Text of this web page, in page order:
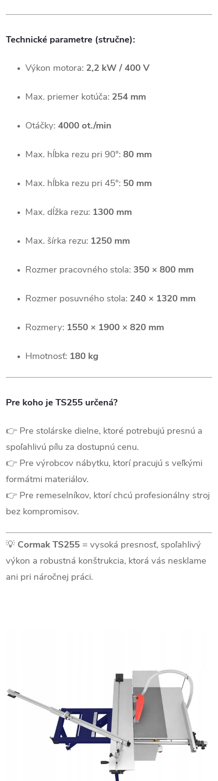
Technické parametre (stručne):
Výkon motora: 2,2 kW / 400 V
Max. priemer kotúča: 254 mm
Otáčky: 4000 ot./min
Max. hĺbka rezu pri 90°: 80 mm
Max. hĺbka rezu pri 45°: 50 mm
Max. dĺžka rezu: 1300 mm
Max. šírka rezu: 1250 mm
Rozmer pracovného stola: 350 × 800 mm
Rozmer posuvného stola: 240 × 1320 mm
Rozmery: 1550 × 1900 × 820 mm
Hmotnosť: 180 kg
Pre koho je TS255 určená?
👉 Pre stolárske dielne, ktoré potrebujú presnú a
spoľahlivú pílu za dostupnú cenu.
👉 Pre výrobcov nábytku, ktorí pracujú s veľkými
formátmi materiálov.
👉 Pre remeselníkov, ktorí chcú profesionálny stroj
bez kompromisov.
💡 Cormak TS255 = vysoká presnosť, spoľahlivý
výkon a robustná konštrukcia, ktorá vás nesklame
ani pri náročnej práci.